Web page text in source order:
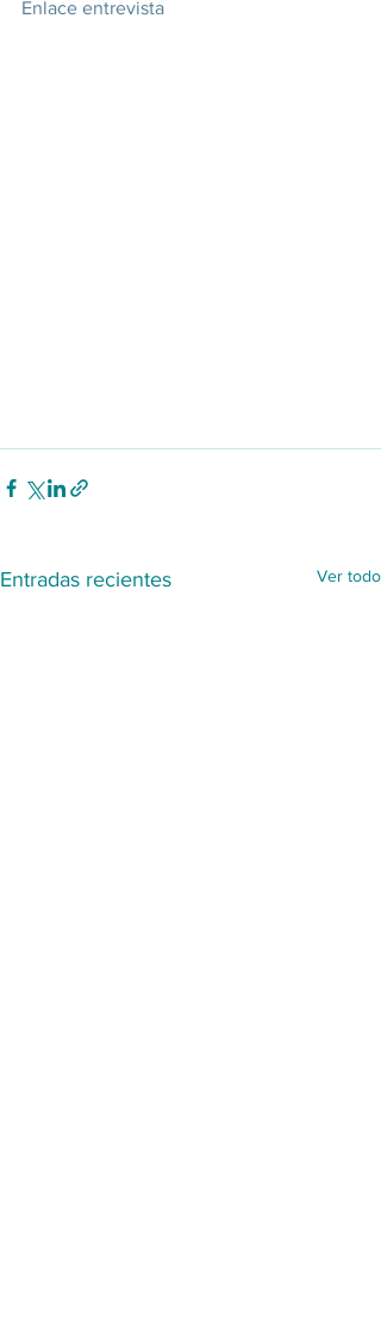
Enlace entrevista
Entradas recientes Ver todo